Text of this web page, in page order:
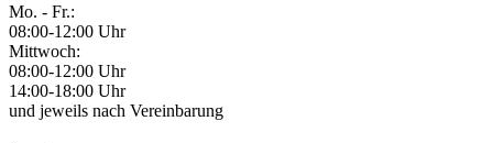
Mo. - Fr.:
08:00-12:00 Uhr
Mittwoch:
08:00-12:00 Uhr
14:00-18:00 Uhr
und jeweils nach Vereinbarung